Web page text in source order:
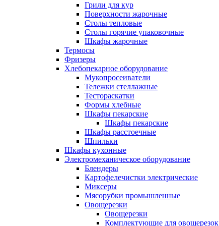
Грили для кур
Поверхности жарочные
Столы тепловые
Столы горячие упаковочные
Шкафы жарочные
Термосы
Фризеры
Хлебопекарное оборудование
Мукопросеиватели
Тележки стеллажные
Тестораскатки
Формы хлебные
Шкафы пекарские
Шкафы пекарские
Шкафы расстоечные
Шпильки
Шкафы кухонные
Электромеханическое оборудование
Блендеры
Картофелечистки электрические
Миксеры
Мясорубки промышленные
Овощерезки
Овощерезки
Комплектующие для овощерезок